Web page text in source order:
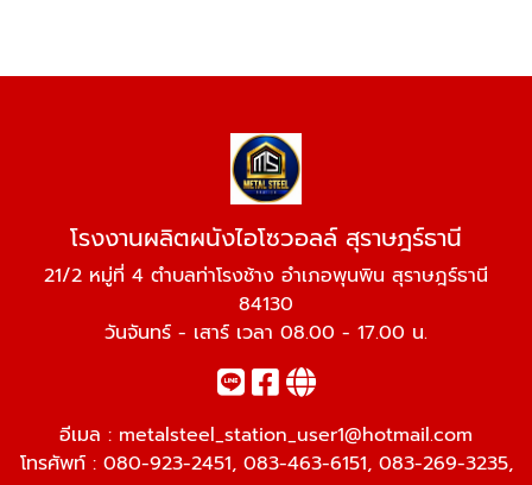
โรงงานผลิตผนังไอโซวอลล์ สุราษฎร์ธานี
21/2 หมู่ที่ 4 ตำบลท่าโรงช้าง อำเภอพุนพิน สุราษฎร์ธานี
84130
วันจันทร์ - เสาร์ เวลา 08.00 - 17.00 น.
อีเมล : metalsteel_station_user1@hotmail.com
โทรศัพท์ : 080-923-2451, 083-463-6151, 083-269-3235,